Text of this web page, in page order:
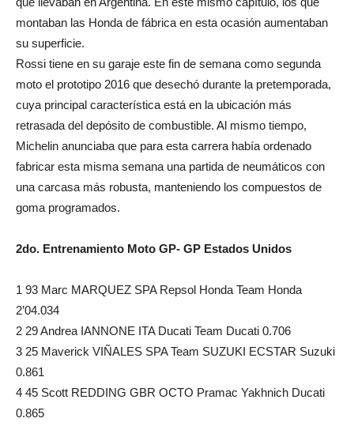
montaban las Honda de fábrica en esta ocasión aumentaban
su superficie.
Rossi tiene en su garaje este fin de semana como segunda
moto el prototipo 2016 que desechó durante la pretemporada,
cuya principal característica está en la ubicación más
retrasada del depósito de combustible. Al mismo tiempo,
Michelin anunciaba que para esta carrera había ordenado
fabricar esta misma semana una partida de neumáticos con
una carcasa más robusta, manteniendo los compuestos de
goma programados.
2do. Entrenamiento Moto GP- GP Estados Unidos
1 93 Marc MARQUEZ SPA Repsol Honda Team Honda
2’04.034
2 29 Andrea IANNONE ITA Ducati Team Ducati 0.706
3 25 Maverick VIÑALES SPA Team SUZUKI ECSTAR Suzuki
0.861
4 45 Scott REDDING GBR OCTO Pramac Yakhnich Ducati
0.865